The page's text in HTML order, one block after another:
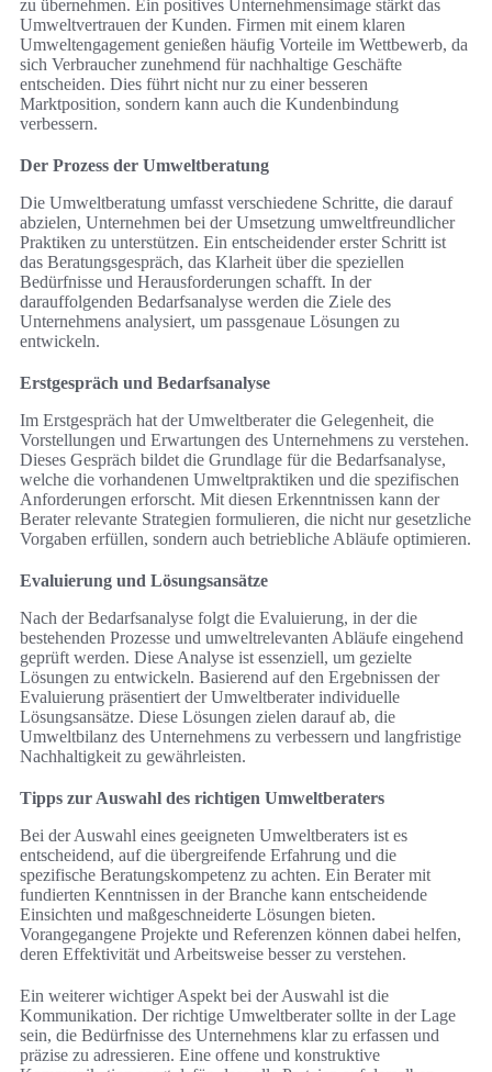
zu übernehmen. Ein positives Unternehmensimage stärkt das
Umweltvertrauen der Kunden. Firmen mit einem klaren
Umweltengagement genießen häufig Vorteile im Wettbewerb, da
sich Verbraucher zunehmend für nachhaltige Geschäfte
entscheiden. Dies führt nicht nur zu einer besseren
Marktposition, sondern kann auch die Kundenbindung
verbessern.
Der Prozess der Umweltberatung
Die Umweltberatung umfasst verschiedene Schritte, die darauf
abzielen, Unternehmen bei der Umsetzung umweltfreundlicher
Praktiken zu unterstützen. Ein entscheidender erster Schritt ist
das Beratungsgespräch, das Klarheit über die speziellen
Bedürfnisse und Herausforderungen schafft. In der
darauffolgenden Bedarfsanalyse werden die Ziele des
Unternehmens analysiert, um passgenaue Lösungen zu
entwickeln.
Erstgespräch und Bedarfsanalyse
Im Erstgespräch hat der Umweltberater die Gelegenheit, die
Vorstellungen und Erwartungen des Unternehmens zu verstehen.
Dieses Gespräch bildet die Grundlage für die Bedarfsanalyse,
welche die vorhandenen Umweltpraktiken und die spezifischen
Anforderungen erforscht. Mit diesen Erkenntnissen kann der
Berater relevante Strategien formulieren, die nicht nur gesetzliche
Vorgaben erfüllen, sondern auch betriebliche Abläufe optimieren.
Evaluierung und Lösungsansätze
Nach der Bedarfsanalyse folgt die Evaluierung, in der die
bestehenden Prozesse und umweltrelevanten Abläufe eingehend
geprüft werden. Diese Analyse ist essenziell, um gezielte
Lösungen zu entwickeln. Basierend auf den Ergebnissen der
Evaluierung präsentiert der Umweltberater individuelle
Lösungsansätze. Diese Lösungen zielen darauf ab, die
Umweltbilanz des Unternehmens zu verbessern und langfristige
Nachhaltigkeit zu gewährleisten.
Tipps zur Auswahl des richtigen Umweltberaters
Bei der Auswahl eines geeigneten Umweltberaters ist es
entscheidend, auf die übergreifende Erfahrung und die
spezifische Beratungskompetenz zu achten. Ein Berater mit
fundierten Kenntnissen in der Branche kann entscheidende
Einsichten und maßgeschneiderte Lösungen bieten.
Vorangegangene Projekte und Referenzen können dabei helfen,
deren Effektivität und Arbeitsweise besser zu verstehen.
Ein weiterer wichtiger Aspekt bei der Auswahl ist die
Kommunikation. Der richtige Umweltberater sollte in der Lage
sein, die Bedürfnisse des Unternehmens klar zu erfassen und
präzise zu adressieren. Eine offene und konstruktive